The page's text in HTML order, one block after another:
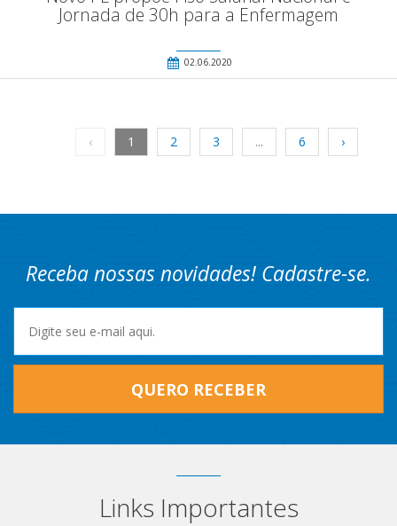
Jornada de 30h para a Enfermagem
02.06.2020
‹ 1 2 3 ... 6 ›
Receba nossas novidades! Cadastre-se.
QUERO RECEBER
Links Importantes